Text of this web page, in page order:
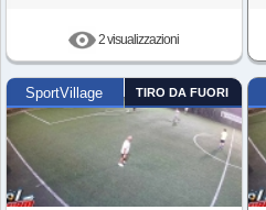
2 visualizzazioni
SportVillage TIRO DA FUORI